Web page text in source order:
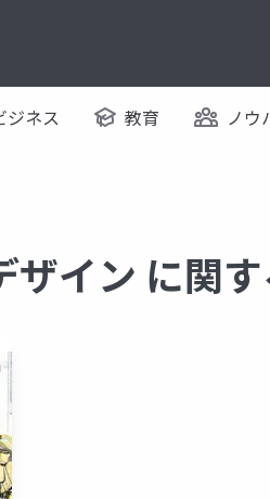
ジネス 教育 ノウ
ザイン に関